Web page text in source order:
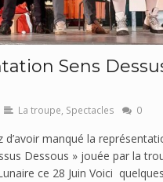
Sens
La troupe, Spectacles 0
d’avoir manqué la
Dessous » jouée par la
ce 28 Juin Voici